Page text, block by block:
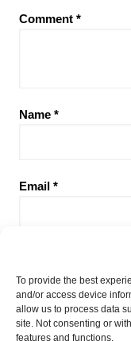
To provide the best
and/or access device
allow us to process data
site. Not consenting or
features and functions.
Comment *
Name *
Email *
Save my name,